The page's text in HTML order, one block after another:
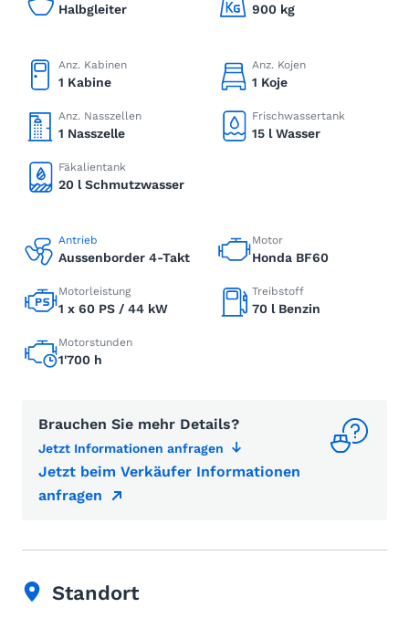
Halbgleiter 900 kg
Anz. Kabinen
1 Kabine
Anz. Kojen
1 Koje
Anz. Nasszellen
1 Nasszelle
Frischwassertank
15 l Wasser
Fäkalientank
20 l Schmutzwasser
Antrieb
Aussenborder 4-Takt
Motor
Honda BF60
Motorleistung
1 x 60 PS / 44 kW
Treibstoff
70 l Benzin
Motorstunden
1'700 h
Brauchen Sie mehr Details?
Jetzt Informationen anfragen
Jetzt beim Verkäufer Informationen
anfragen
Standort